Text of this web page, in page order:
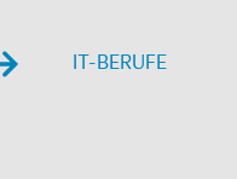
IT-BE­RU­FE